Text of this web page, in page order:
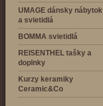
UMAGE dánsky nábytok
a svietidlá
BOMMA svietidlá
REISENTHEL tašky a
doplnky
Kurzy keramiky
Ceramic&Co